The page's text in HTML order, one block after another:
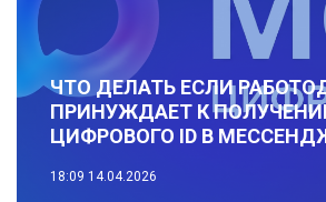
ЧТО ДЕЛАТЬ ЕСЛИ
ПРИНУЖДАЕТ К
ЦИФРОВОГО ID В
18:09 14.04.2026